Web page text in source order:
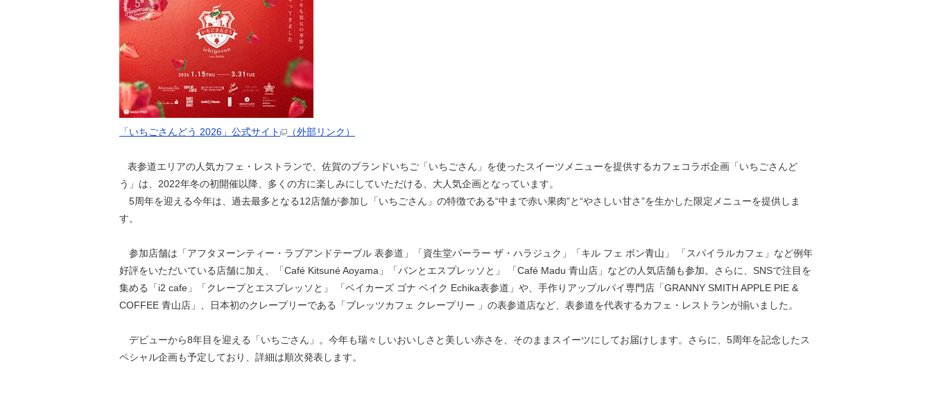
「いちごさんどう 2026」公式サイト （外部リンク）
表参道エリアの人気カフェ・レストランで、佐賀のブランドいちご「いちごさん」を使ったスイーツメニューを提供するカフェコラボ企画「いちごさんど
う」は、2022年冬の初開催以降、多くの方に楽しみにしていただける、大人気企画となっています。
5周年を迎える今年は、過去最多となる12店舗が参加し「いちごさん」の特徴である“中まで赤い果肉”と“やさしい甘さ”を生かした限定メニューを提供しま
す。
参加店舗は「アフタヌーンティー・ラブアンドテーブル 表参道」「資生堂パーラー ザ・ハラジュク」「キル フェ ボン青山」 「スパイラルカフェ」など例年
好評をいただいている店舗に加え、「Café Kitsuné Aoyama」「パンとエスプレッソと」 「Café Madu 青山店」などの人気店舗も参加。さらに、SNSで注目を
集める「i2 cafe」「クレープとエスプレッソと」 「ベイカーズ ゴナ ベイク Echika表参道」や、手作りアップルパイ専門店「GRANNY SMITH APPLE PIE &
COFFEE 青山店」、日本初のクレープリーである「ブレッツカフェ クレープリー 」の表参道店など、表参道を代表するカフェ・レストランが揃いました。
デビューから8年目を迎える「いちごさん」。今年も瑞々しいおいしさと美しい赤さを、そのままスイーツにしてお届けします。さらに、5周年を記念したス
ペシャル企画も予定しており、詳細は順次発表します。